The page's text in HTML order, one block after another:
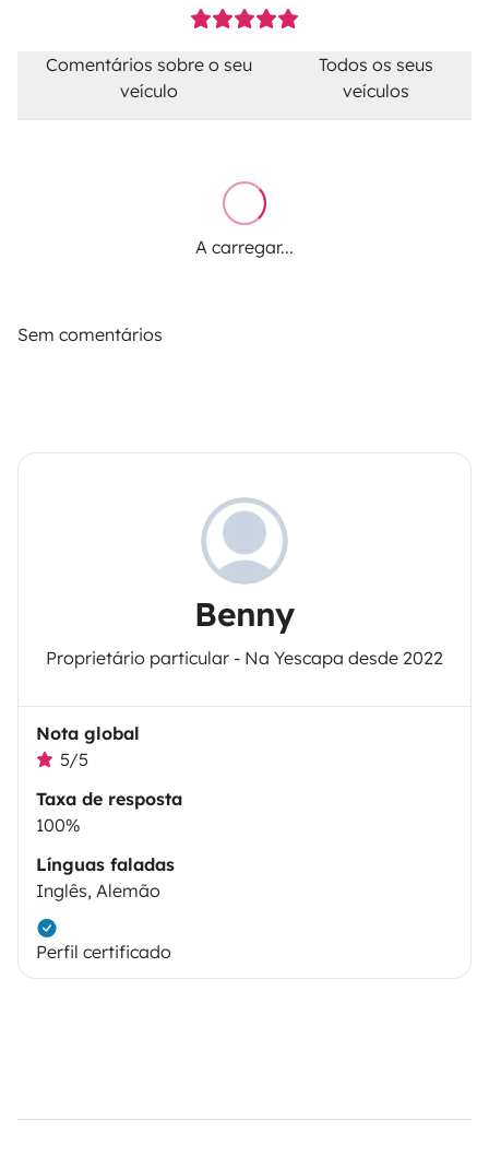
Comentários sobre o seu
veículo
Todos os seus
veículos
A carregar...
Sem comentários
Benny
Proprietário particular - Na Yescapa desde 2022
Nota global
5/5
Taxa de resposta
100%
Línguas faladas
Inglês, Alemão
Perfil certificado